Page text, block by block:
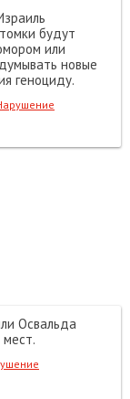
будут
или
новые
геноциду.
Освальда